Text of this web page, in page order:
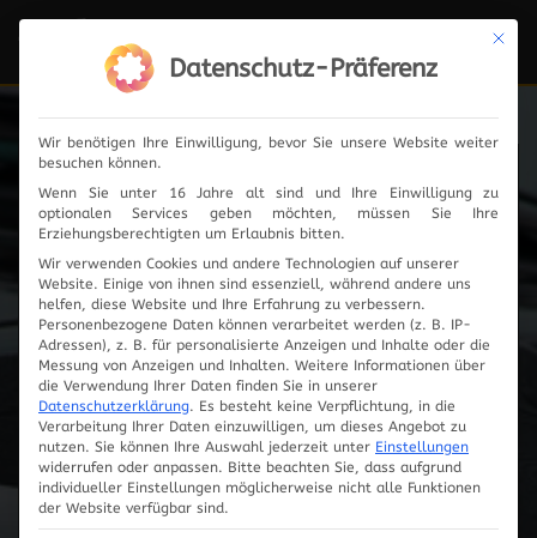
Fahrzeugauswahl
Innovationen
Mit
Datenschutz-Präferenz
Wir benötigen Ihre Einwilligung, bevor Sie unsere Website weiter
besuchen können.
Wenn Sie unter 16 Jahre alt sind und Ihre Einwilligung zu
optionalen Services geben möchten, müssen Sie Ihre
Erziehungsberechtigten um Erlaubnis bitten.
Wir verwenden Cookies und andere Technologien auf unserer
Website. Einige von ihnen sind essenziell, während andere uns
helfen, diese Website und Ihre Erfahrung zu verbessern.
Personenbezogene Daten können verarbeitet werden (z. B. IP-
Adressen), z. B. für personalisierte Anzeigen und Inhalte oder die
Messung von Anzeigen und Inhalten. Weitere Informationen über
die Verwendung Ihrer Daten finden Sie in unserer
Datenschutzerklärung. Es besteht keine Verpflichtung, in die
Verarbeitung Ihrer Daten einzuwilligen, um dieses Angebot zu
nutzen. Sie können Ihre Auswahl jederzeit unter Einstellungen
widerrufen oder anpassen. Bitte beachten Sie, dass aufgrund
individueller Einstellungen möglicherweise nicht alle Funktionen
der Website verfügbar sind.